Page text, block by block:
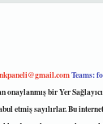
Teams:
bir Yer
sayılırlar. Bu